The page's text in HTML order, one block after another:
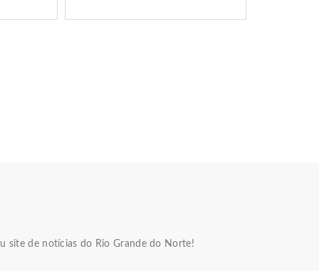
site de notícias do Rio Grande do Norte!